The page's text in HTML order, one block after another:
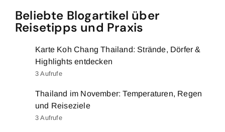
Beliebte Blogartikel über
Reisetipps und Praxis
Karte Koh Chang Thailand: Strände, Dörfer &
Highlights entdecken
3 Aufrufe
Thailand im November: Temperaturen, Regen
und Reiseziele
3 Aufrufe